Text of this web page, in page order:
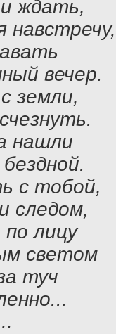
ждать,
навстречу,
вечер.
земли,
нашли
с тобой,
следом,
лицу
светом
туч